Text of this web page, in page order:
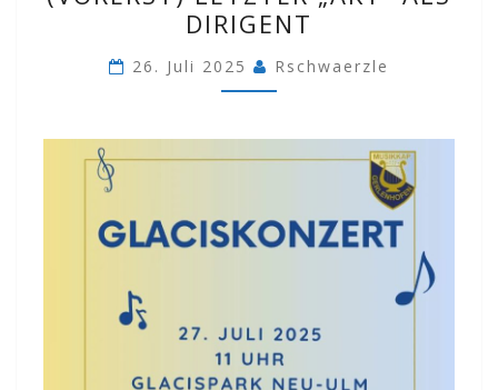
MEIN
(VORERST)
LETZTER
DIRIGENT
26. Juli 2025 Rschwaerzle